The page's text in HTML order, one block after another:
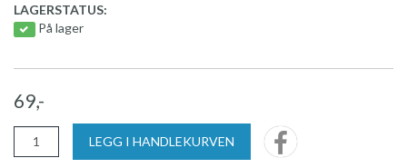
LAGERSTATUS:
På lager
69,-
LEGG I HANDLEKURVEN